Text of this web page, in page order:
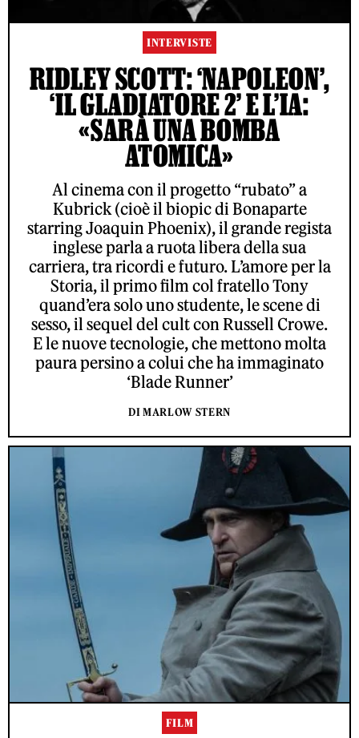
INTERVISTE
RIDLEY SCOTT: ‘NAPOLEON’,
‘IL GLADIATORE 2’ E L’IA:
«SARÀ UNA BOMBA
ATOMICA»
Al cinema con il progetto “rubato” a
Kubrick (cioè il biopic di Bonaparte
starring Joaquin Phoenix), il grande regista
inglese parla a ruota libera della sua
carriera, tra ricordi e futuro. L’amore per la
Storia, il primo film col fratello Tony
quand’era solo uno studente, le scene di
sesso, il sequel del cult con Russell Crowe.
E le nuove tecnologie, che mettono molta
paura persino a colui che ha immaginato
‘Blade Runner’
DI MARLOW STERN
FILM